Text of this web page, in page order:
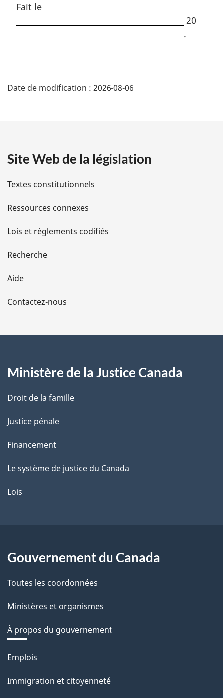
Fait le
20
.
é
i
l
s
d
e
l
a
e
Date de modification : 2026-08-06
Site Web de la législation
Textes constitutionnels
Ressources connexes
Lois et règlements codifiés
Recherche
Aide
Contactez-nous
Ministère de la Justice Canada
Droit de la famille
Justice pénale
Financement
Le système de justice du Canada
Lois
Gouvernement du Canada
Toutes les coordonnées
Ministères et organismes
À propos du gouvernement
Thèmes
sujets
Emplois
Immigration et citoyenneté